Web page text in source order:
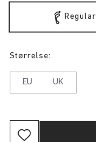
Regular
Størrelse:
EU UK